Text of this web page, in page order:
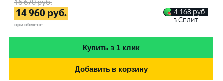
16 670руб.
14 960 руб.
при обмене
4 168 руб.
в Сплит
Купить в 1 клик
Добавить в корзину